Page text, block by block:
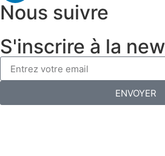
Nous suivre
S'inscrire à la
ENVOYER